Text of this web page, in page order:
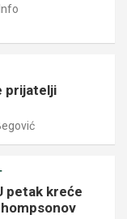
prijatelji
petak kreće